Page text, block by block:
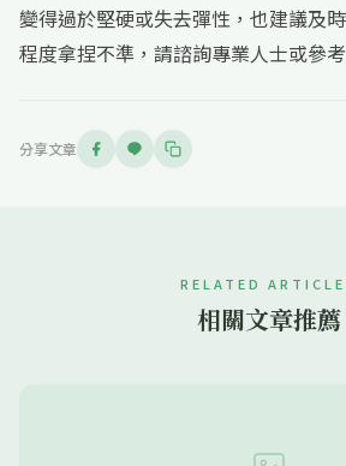
變得過於堅硬或失去彈性，也建議及
程度拿捏不準，請諮詢專業人士或參
分享文章
RELATED
相關文章推薦